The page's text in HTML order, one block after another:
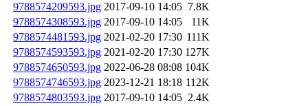
9788574209593.jpg 2017-09-10 14:05 7.8K
9788574308593.jpg 2017-09-10 14:05
11K
9788574481593.jpg 2021-02-20 17:30 111K
9788574593593.jpg 2021-02-20 17:30 127K
9788574650593.jpg 2022-06-28 08:08 104K
9788574746593.jpg 2023-12-21 18:18 112K
9788574803593.jpg 2017-09-10 14:05 2.4K